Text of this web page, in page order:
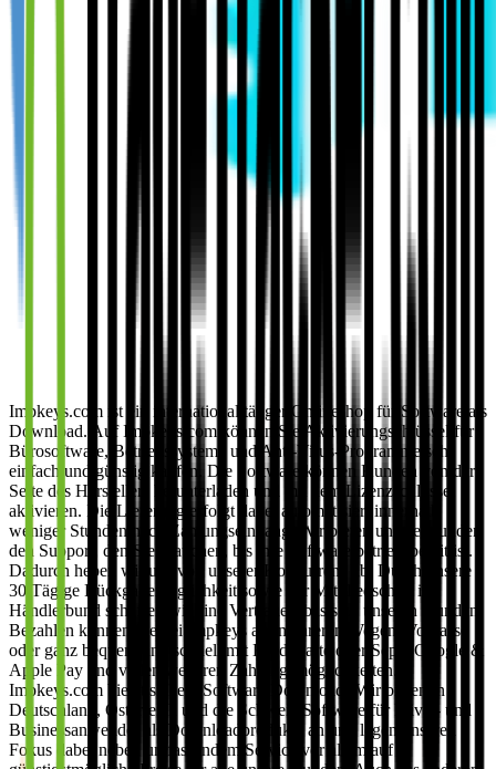
Impkeys.com ist ein international tätiger Onlineshop für Software als
Download. Auf Impkeys.com können Sie Aktivierungschlüssel für
Bürosoftware, Betriebssysteme und Anti-Virus-Programme sehr
einfach und günstig kaufen. Die Software können Kunden von der
Seite des Herstellers herunterladen und mit dem Lizenzschlüssel
aktivieren. Die Lieferung erfolgt dabei automatisiert innerhalb
weniger Stunden nach Zahlungseingang. Wir bieten unsere Kunden
den Support, den Sie brauchen, bis ihre Software betriebsbereit ist.
Dadurch heben wir uns von unserer Konkurrenz ab. Durch unsere
30 Tägige Rückgabemöglichkeit sowie der Mitgliedschaft im
Händlerbund schaffen wir eine Vertrauensbasis zu unseren Kunden.
Bezahlen können Sie bei Impkeys auf mehreren Wegen: Vorkasse
oder ganz bequem und schnell mit Kreditkarte oder Sepa, Google &
Apple Pay und vielen weiteren Zahlungsmöglichkeiten.
Impkeys.com bietet sichere Software Downloads Wir bieten in
Deutschland, Österreich und die Schweiz Software für Privat- und
Businessanwender als Downloadprodukte an und legen unseren
Fokus dabei neben umfassendem Service vor allem auf